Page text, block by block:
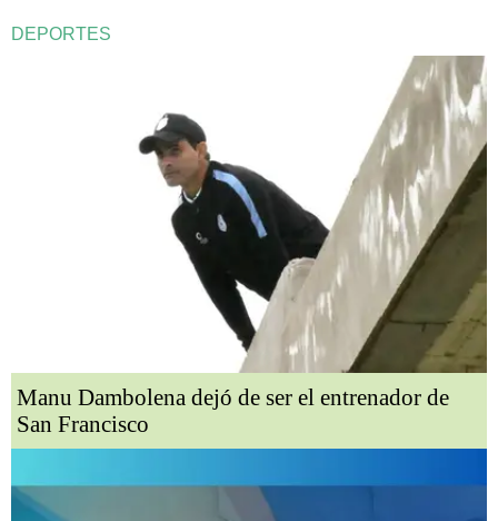
DEPORTES
Manu Dambolena dejó de ser el entrenador de
San Francisco